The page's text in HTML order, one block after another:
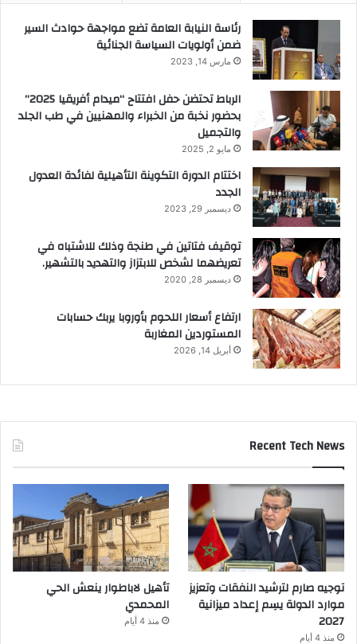
رئاسة النيابة العامة تضع مواجهة حوادث السير
ضمن أولويات السياسة الجنائية
مارس 14, 2023
الرباط تحتضن حفل افتتاح “ميدام أفريقيا 2025”
بحضور نخبة من الخبراء والمهنيين في طب الجلد
والتجميل
مايو 2, 2025
اختتام الدورة التكوينة التأهيلية لفائدة العدول
الجدد
ديسمبر 29, 2023
توقيف فتاتين في طنجة وذلك للاشتباه في
تعريضهما لشخص للابتزاز والتهديد بالتشهير.
ديسمبر 28, 2020
ارتفاع أسعار اللحوم بأوروبا يربك حسابات
المستوردين المغاربة
أبريل 14, 2026
Recent Tech News
توجيه صارم لترشيد النفقات وتعزيز
موارد الدولة يسِم إعداد ميزانية
2027
منذ 4 أيام
تأهيل لاباطوار ينعش الحي
المحمدي
منذ 4 أيام